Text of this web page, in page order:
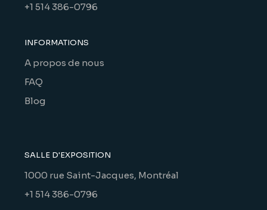
+1 514 386-0796
INFORMATIONS
A propos de nous
FAQ
Blog
SALLE D'EXPOSITION
1000 rue Saint-Jacques, Montréal
+1 514 386-0796